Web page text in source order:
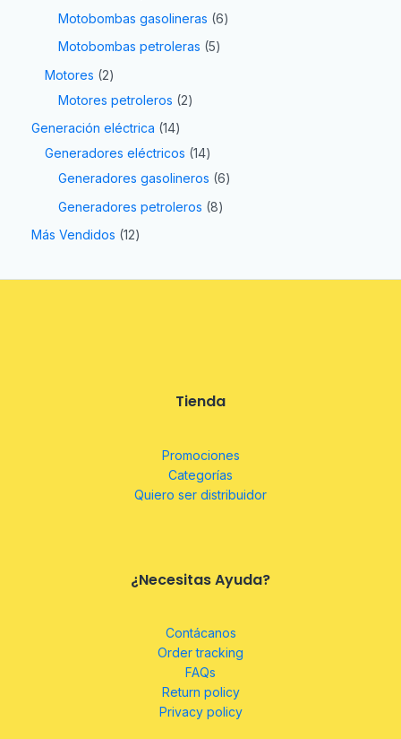
Motobombas gasolineras 6
Motobombas petroleras 5
Motores
2
Motores petroleros
2
Generación eléctrica 14
Generadores eléctricos 14
Generadores gasolineros 6
Generadores petroleros 8
Más Vendidos 12
Tienda
Promociones
Categorías
Quiero ser distribuidor
¿Necesitas Ayuda?
Contácanos
Order tracking
FAQs
Return policy
Privacy policy